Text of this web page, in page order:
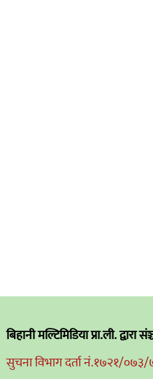
बिहानी मल्टिमिडिया प्रा.ली. द्वारा
सुचना विभाग दर्ता नं.१७२१/